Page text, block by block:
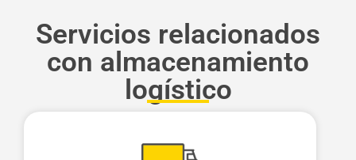
Servicios relacionados
con almacenamiento
logístico